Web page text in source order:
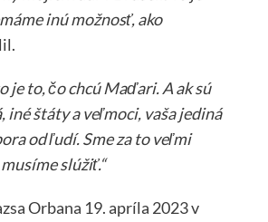
inú možnosť, ako
je to, čo chcú Maďari. A ak sú
iné štáty a veľmoci, vaša jediná
od ľudí. Sme za to veľmi
slúžiť.“
Orbana 19. apríla 2023 v